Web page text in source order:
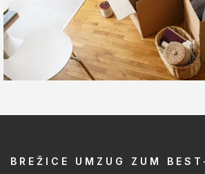
BREŽICE UMZUG ZUM